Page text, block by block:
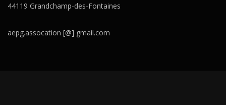
44119 Grandchamp-des-Fontaines
aepg.assocation [@] gmail.com